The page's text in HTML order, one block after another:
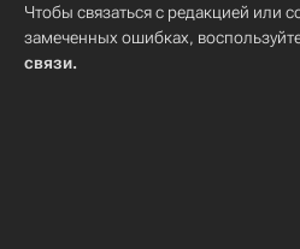
Чтобы связаться с редакцией или
замеченных ошибках,
связи.